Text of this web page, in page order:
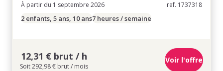
À partir du 1 septembre 2026
ref. 1737318
2 enfants, 5 ans, 10 ans7 heures / semaine
12,31 € brut / h
Soit 292,98 € brut / mois
Voir l'offre